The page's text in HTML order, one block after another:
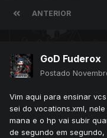
ANTERIOR
GoD Fuderox
Postado
Vim aqui para ensinar
sei do vocations.xml,
mana e o hp vai subir
de segundo em